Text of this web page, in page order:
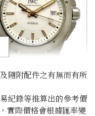
Ingenieur IW323906
34,758.29
日期: 2026年3月
隨附配件之有無而有所
紀錄等推算出的參考價
實際價格會根據匯率變